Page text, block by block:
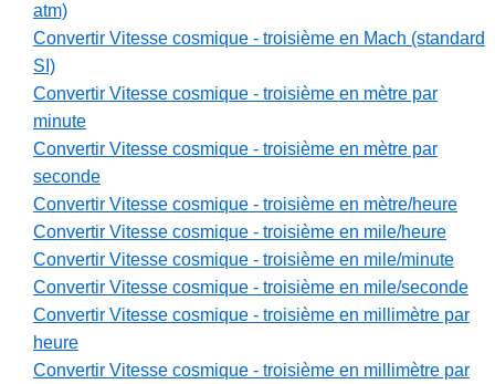
atm)
Convertir Vitesse cosmique - troisième en Mach (standard
SI)
Convertir Vitesse cosmique - troisième en mètre par
minute
Convertir Vitesse cosmique - troisième en mètre par
seconde
Convertir Vitesse cosmique - troisième en mètre/heure
Convertir Vitesse cosmique - troisième en mile/heure
Convertir Vitesse cosmique - troisième en mile/minute
Convertir Vitesse cosmique - troisième en mile/seconde
Convertir Vitesse cosmique - troisième en millimètre par
heure
Convertir Vitesse cosmique - troisième en millimètre par